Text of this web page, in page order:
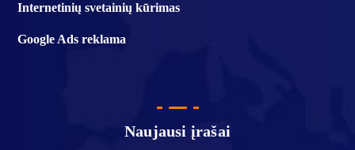
Internetinių svetainių kūrimas
Google Ads reklama
Naujausi įrašai